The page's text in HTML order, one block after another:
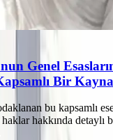
Genel
Bir
bu kapsamlı
hakkında detaylı